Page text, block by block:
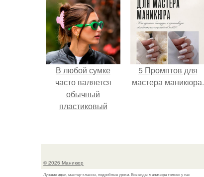
В любой сумке
часто валяется
обычный
пластиковый
5 Промптов для
мастера маникюра.
© 2026 Маникюр
Лучшие идеи, мастер-классы, подробные уроки. Все виды маникюра только у нас